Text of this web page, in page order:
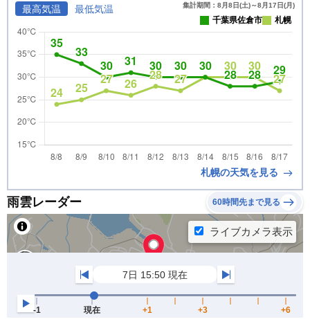
最高気温 最低気温 集計期間：8月8日(土)～8月17日(月)
千葉県佐倉市 札幌
札幌の天気を見る
雨雲レーダー 60時間先まで見る